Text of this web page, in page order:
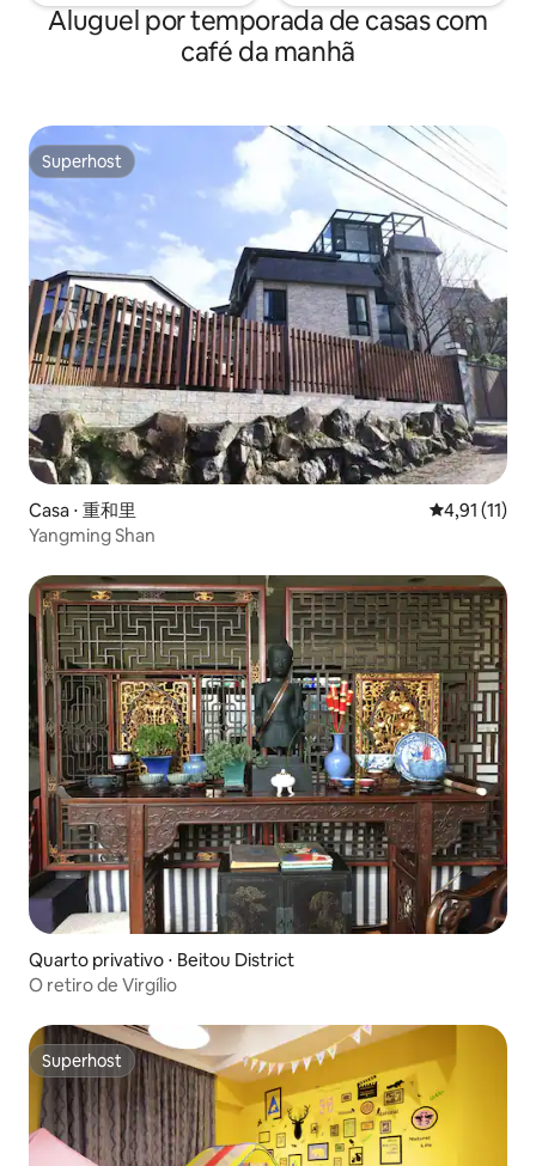
provide a constant source of
replenishment for the nutrients in the
soil here, making Yilan a breadbasket
mountains on the three other sides
forming a unique geography that has
nurtured an equally distinctive cultural
landscape and human warmth. The
county is home to Asia's second longest
highway tunnel, the Hsuehshan Tunnel,
which has reduced the driving time
between Yilan and Taipei to less than 50
minutes. From natural environments
and cold and hot springs to a wealth of
ocean recreation resources and verdant
country scenes, Yilan offers the perfect
setting to slow down and enjoy nature at
its best.
há um escritório
um cartão
prédio, por isso é
tempo em Taipei
Aluguel por temporada de casas com
café da manhã
Superhost
Superhost
Casa ⋅ 重和里 4,91 de uma
4,91 (11)
Yangming Shan
Quarto privativo ⋅ Beitou District
O retiro de Virgílio
Superhost
Superhost